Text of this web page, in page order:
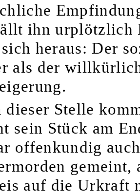
ihn urplötzlich
heraus: Der
als der
dieser Stelle
sein Stück am
offenkundig
gemeint,
auf die Urkraft